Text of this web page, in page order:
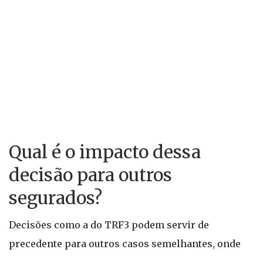
Qual é o impacto dessa
decisão para outros
segurados?
Decisões como a do TRF3 podem servir de
precedente para outros casos semelhantes, onde